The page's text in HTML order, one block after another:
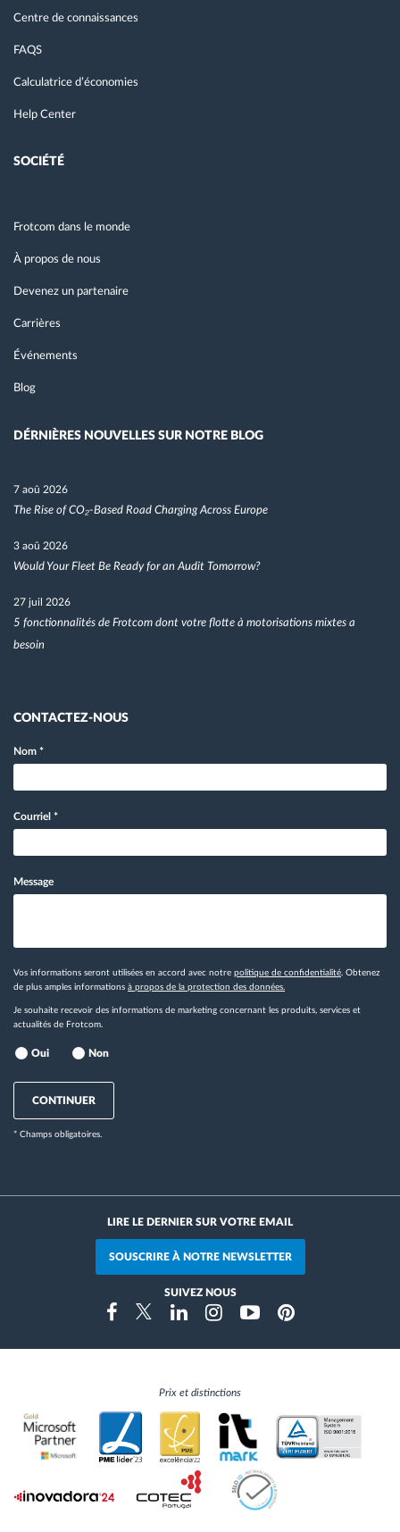
Centre de connaissances
FAQS
Calculatrice d’économies
Help Center
SOCIÉTÉ
Frotcom dans le monde
À propos de nous
Devenez un partenaire
Carrières
Événements
Blog
DÉRNIÈRES NOUVELLES SUR NOTRE BLOG
7 aoû 2026
The Rise of CO₂-Based Road Charging Across Europe
3 aoû 2026
Would Your Fleet Be Ready for an Audit Tomorrow?
27 juil 2026
5 fonctionnalités de Frotcom dont votre flotte à motorisations mixtes a
besoin
CONTACTEZ-NOUS
Nom *
Courriel *
Message
Vos informations seront utilisées en accord avec notre politique de confidentialité. Obtenez
de plus amples informations à propos de la protection des données.
Je souhaite recevoir des informations de marketing concernant les produits, services et
actualités de Frotcom.
Oui Non
CONTINUER
* Champs obligatoires.
LIRE LE DERNIER SUR VOTRE EMAIL
SOUSCRIRE À NOTRE NEWSLETTER
SUIVEZ NOUS
FacebookTwitterLinkedinInstragramYoutubePinterest
Prix et distinctions